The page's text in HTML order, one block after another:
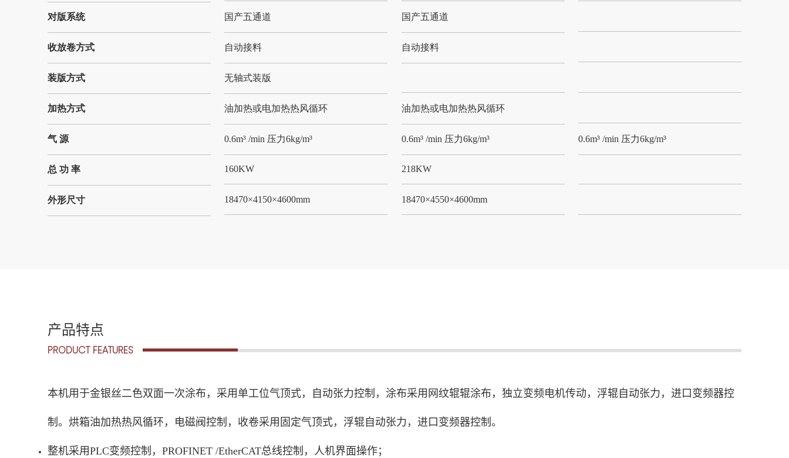
对版系统 国产五通道 国产五通道
收放卷方式 自动接料 自动接料
装版方式 无轴式装版
加热方式 油加热或电加热热风循环 油加热或电加热热风循环
气 源 0.6m³ /min 压力6kg/m³ 0.6m³ /min 压力6kg/m³ 0.6m³ /min 压力6kg/m³
总 功 率 160KW 218KW
外形尺寸 18470×4150×4600mm 18470×4550×4600mm
产品特点
PRODUCT FEATURES
本机用于金银丝二色双面一次涂布，采用单工位气顶式，自动张力控制，涂布采用网纹辊辊涂布，独立变频电机传动，浮辊自动张力，进口变频器控
制。烘箱油加热热风循环，电磁阀控制，收卷采用固定气顶式，浮辊自动张力，进口变频器控制。
整机采用PLC变频控制，PROFINET /EtherCAT总线控制，人机界面操作；